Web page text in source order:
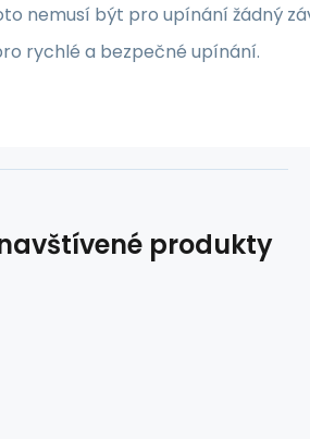
nemusí být pro upínání žádný
rychlé a bezpečné upínání.
produkty